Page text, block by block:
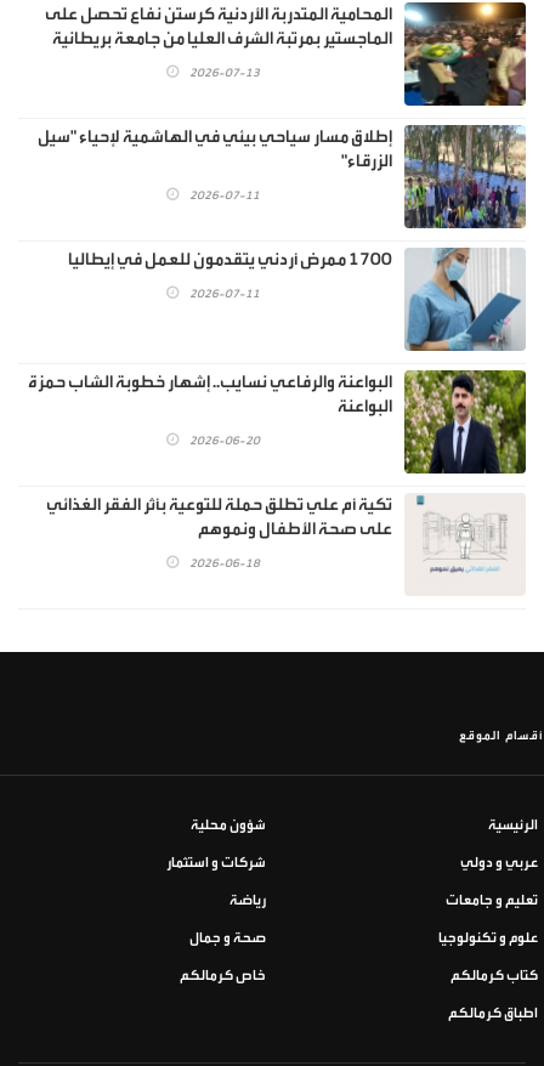
المحامية المتدربة الأردنية كرستن نفاع تحصل على
الماجستير بمرتبة الشرف العليا من جامعة بريطانية
2026-07-13
إطلاق مسار سياحي بيئي في الهاشمية لإحياء "سيل
الزرقاء"
2026-07-11
1700 ممرض أردني يتقدمون للعمل في إيطاليا
2026-07-11
البواعنة والرفاعي نسايب.. إشهار خطوبة الشاب حمزة
البواعنة
2026-06-20
تكية أم علي تطلق حملة للتوعية بأثر الفقر الغذائي
على صحة الأطفال ونموهم
2026-06-18
أقسام الموقع
الرئيسية شؤون محلية
عربي و دولي شركات و استثمار
تعليم و جامعات رياضة
علوم و تكنولوجيا صحة و جمال
كتاب كرمالكم خاص كرمالكم
اطباق كرمالكم